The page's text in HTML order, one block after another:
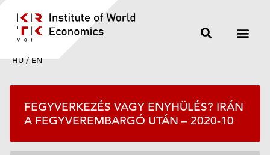
HU / EN
FEGYVERKEZÉS VAGY ENYHÜLÉS? IRÁN
A FEGYVEREMBARGÓ UTÁN – 2020-10